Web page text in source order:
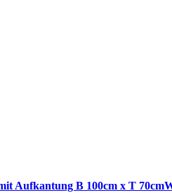
Aufkantung B 100cm x T 70cm